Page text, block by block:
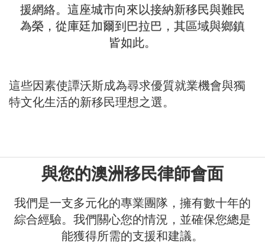
援網絡。這座城市向來以接納新移民與難民
為榮，從庫廷加爾到巴拉巴，其區域與鄉鎮
皆如此。
這些因素使譚沃斯成為尋求優質就業機會與獨
特文化生活的新移民理想之選。
與您的澳洲移民律師會面
我們是一支多元化的專業團隊，擁有數十年的
綜合經驗。我們關心您的情況，並確保您總是
能獲得所需的支援和建議。